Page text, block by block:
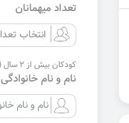
تعداد میهمانان
کودکان بیش از 2 سال ((یک نفر )) محسوب می شوند
نام و نام خانوادگی